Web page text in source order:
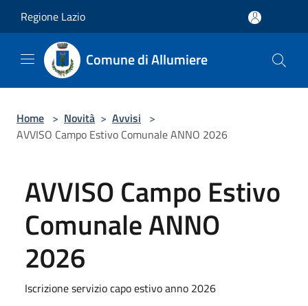
Regione Lazio
Comune di Allumiere
Home > Novità > Avvisi >
AVVISO Campo Estivo Comunale ANNO 2026
AVVISO Campo Estivo
Comunale ANNO
2026
Iscrizione servizio capo estivo anno 2026